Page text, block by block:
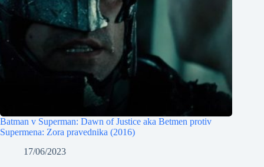
Batman v Superman: Dawn of Justice aka Betmen protiv
Supermena: Zora pravednika (2016)
17/06/2023